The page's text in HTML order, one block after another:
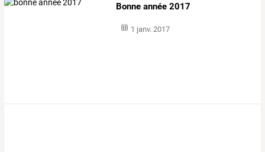
Bonne année 2017
1 janv. 2017